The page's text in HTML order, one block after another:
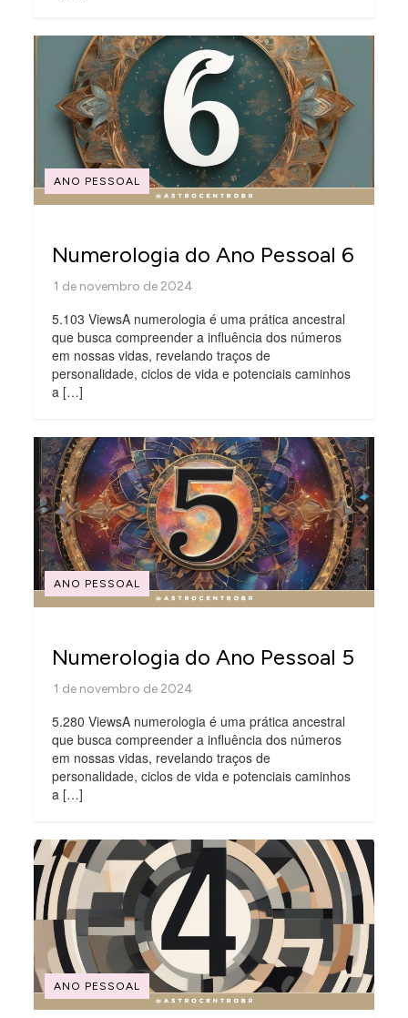
ANO PESSOAL
Numerologia do Ano Pessoal 6
5.103 ViewsA numerologia é uma prática ancestral
que busca compreender a influência dos números
em nossas vidas, revelando traços de
personalidade, ciclos de vida e potenciais caminhos
a […]
ANO PESSOAL
Numerologia do Ano Pessoal 5
5.280 ViewsA numerologia é uma prática ancestral
que busca compreender a influência dos números
em nossas vidas, revelando traços de
personalidade, ciclos de vida e potenciais caminhos
a […]
ANO PESSOAL